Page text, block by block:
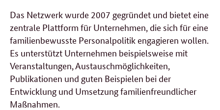
Das Netzwerk wurde 2007 gegründet und bietet eine
zentrale Plattform für Unternehmen, die sich für eine
familienbewusste Personalpolitik engagieren wollen.
Es unterstützt Unternehmen beispielsweise mit
Veranstaltungen, Austauschmöglichkeiten,
Publikationen und guten Beispielen bei der
Entwicklung und Umsetzung familienfreundlicher
Maßnahmen.